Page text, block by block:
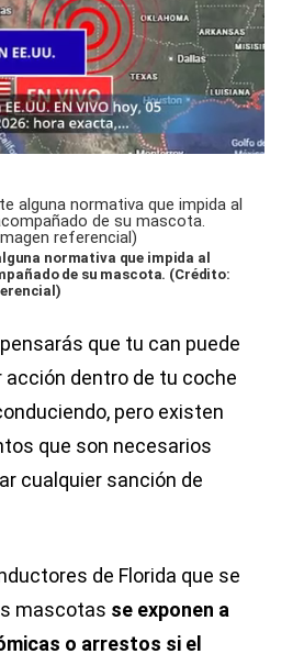
normativa que impida al
de su mascota. (Crédito:
que tu can puede
acción dentro de tu coche
pero existen
que son necesarios
cualquier sanción de
de Florida que se
mascotas se exponen a
o arrestos si el